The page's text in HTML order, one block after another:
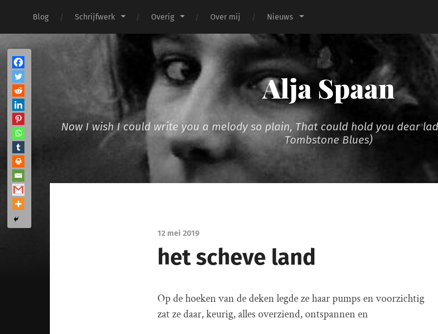
Blog Schrijfwerk Overig Over mij Nieuws
Alja Spaan
Now I wish I could write you a melody so plain, That could hold you dear
Tombstone Blues)
12 mei 2019
het scheve land
Op de hoeken van de deken legde ze haar pumps en voorzichtig
zat ze daar, keurig, alles overziend, ontspannen en